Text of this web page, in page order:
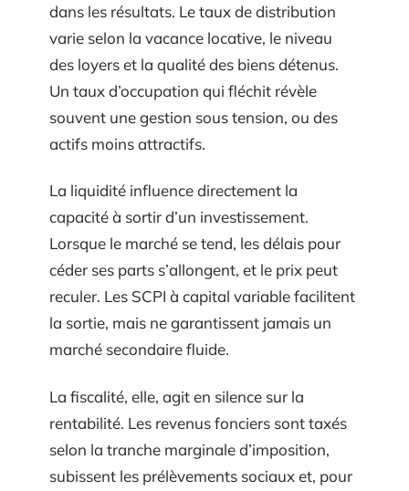
dans les résultats. Le taux de distribution
varie selon la vacance locative, le niveau
des loyers et la qualité des biens détenus.
Un taux d’occupation qui fléchit révèle
souvent une gestion sous tension, ou des
actifs moins attractifs.
La liquidité influence directement la
capacité à sortir d’un investissement.
Lorsque le marché se tend, les délais pour
céder ses parts s’allongent, et le prix peut
reculer. Les SCPI à capital variable facilitent
la sortie, mais ne garantissent jamais un
marché secondaire fluide.
La fiscalité, elle, agit en silence sur la
rentabilité. Les revenus fonciers sont taxés
selon la tranche marginale d’imposition,
subissent les prélèvements sociaux et, pour